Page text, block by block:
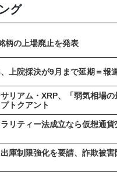
グ
柄の上場廃止を発表
上院採決が9月まで延期＝報
リアム・XRP、「弱気相場
トクアント
リティー法成立なら仮想通
庫制限強化を要請、詐欺被